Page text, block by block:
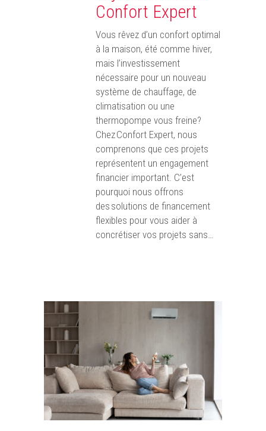
Confort Expert
Vous rêvez d’un confort optimal
à la maison, été comme hiver,
mais l’investissement
nécessaire pour un nouveau
système de chauffage, de
climatisation ou une
thermopompe vous freine?
Chez Confort Expert, nous
comprenons que ces projets
représentent un engagement
financier important. C’est
pourquoi nous offrons
des solutions de financement
flexibles pour vous aider à
concrétiser vos projets sans…